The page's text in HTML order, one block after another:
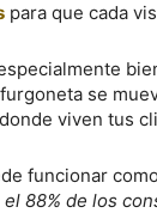
para que cada
se
viven tus
funcionar
el 88% de los